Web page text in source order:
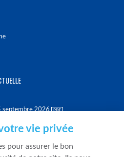
septembre 2026
vie privée
pour assurer le bon